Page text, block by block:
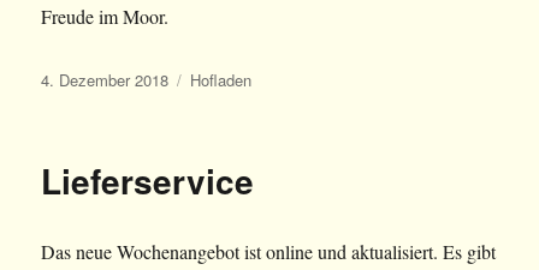
Freude im Moor.
Veröffentlicht
4. Dezember 2018 Kategorien
Hofladen
Lieferservice
Das neue Wochenangebot ist online und aktualisiert. Es gibt